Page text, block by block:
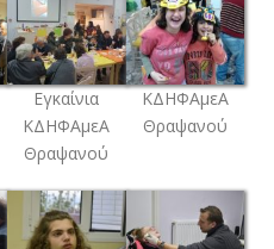
Εγκαίνια
ΚΔΗΦΑμεΑ
Θραψανού
ΚΔΗΦΑμεΑ
Θραψανού